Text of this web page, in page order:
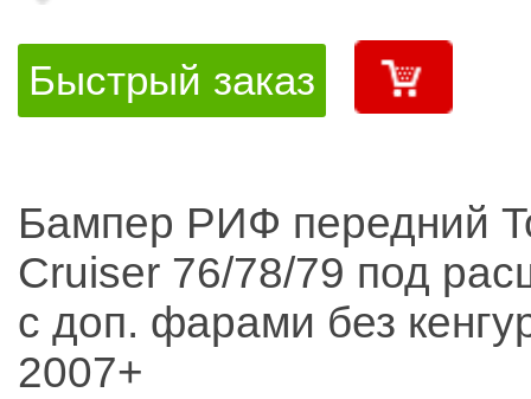
Быстрый заказ
Бампер РИФ передний
Cruiser 76/78/79 под
с доп. фарами без
2007+